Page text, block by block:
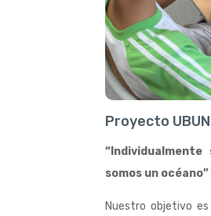
Proyecto
somos un océano”
Nuestro objetivo